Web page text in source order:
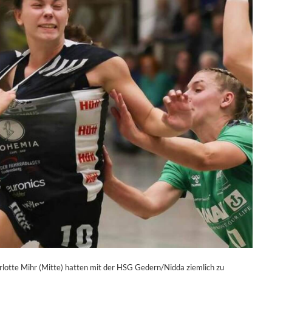
Mihr (Mitte) hatten mit der HSG Gedern/Nidda ziemlich zu